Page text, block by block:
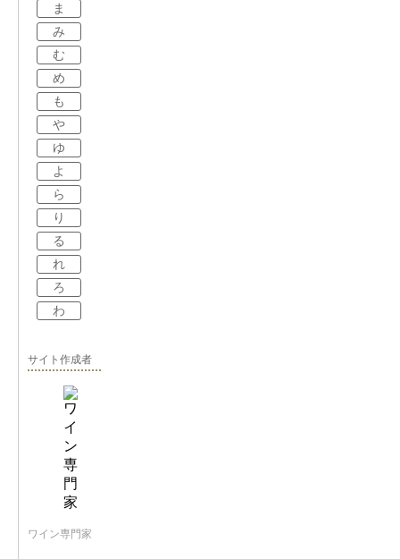
ま
み
む
め
も
や
ゆ
よ
ら
り
る
れ
ろ
わ
サイト作成者
ワイン専門家